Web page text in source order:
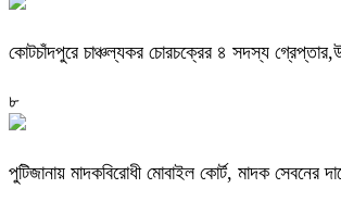
কোটচাঁদপুরে চাঞ্চল্যকর চোরচক্রের ৪ সদস্য
৮
পুটিজানায় মাদকবিরোধী মোবাইল কোর্ট, মাদক সেবনের